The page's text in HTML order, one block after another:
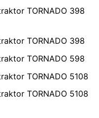
TORNADO 398
TORNADO 398
TORNADO 598
TORNADO 5108
TORNADO 5108